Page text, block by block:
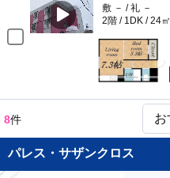
敷 － / 礼 －
2階 / 1DK / 24㎡
8件
パレス・サザンクロス